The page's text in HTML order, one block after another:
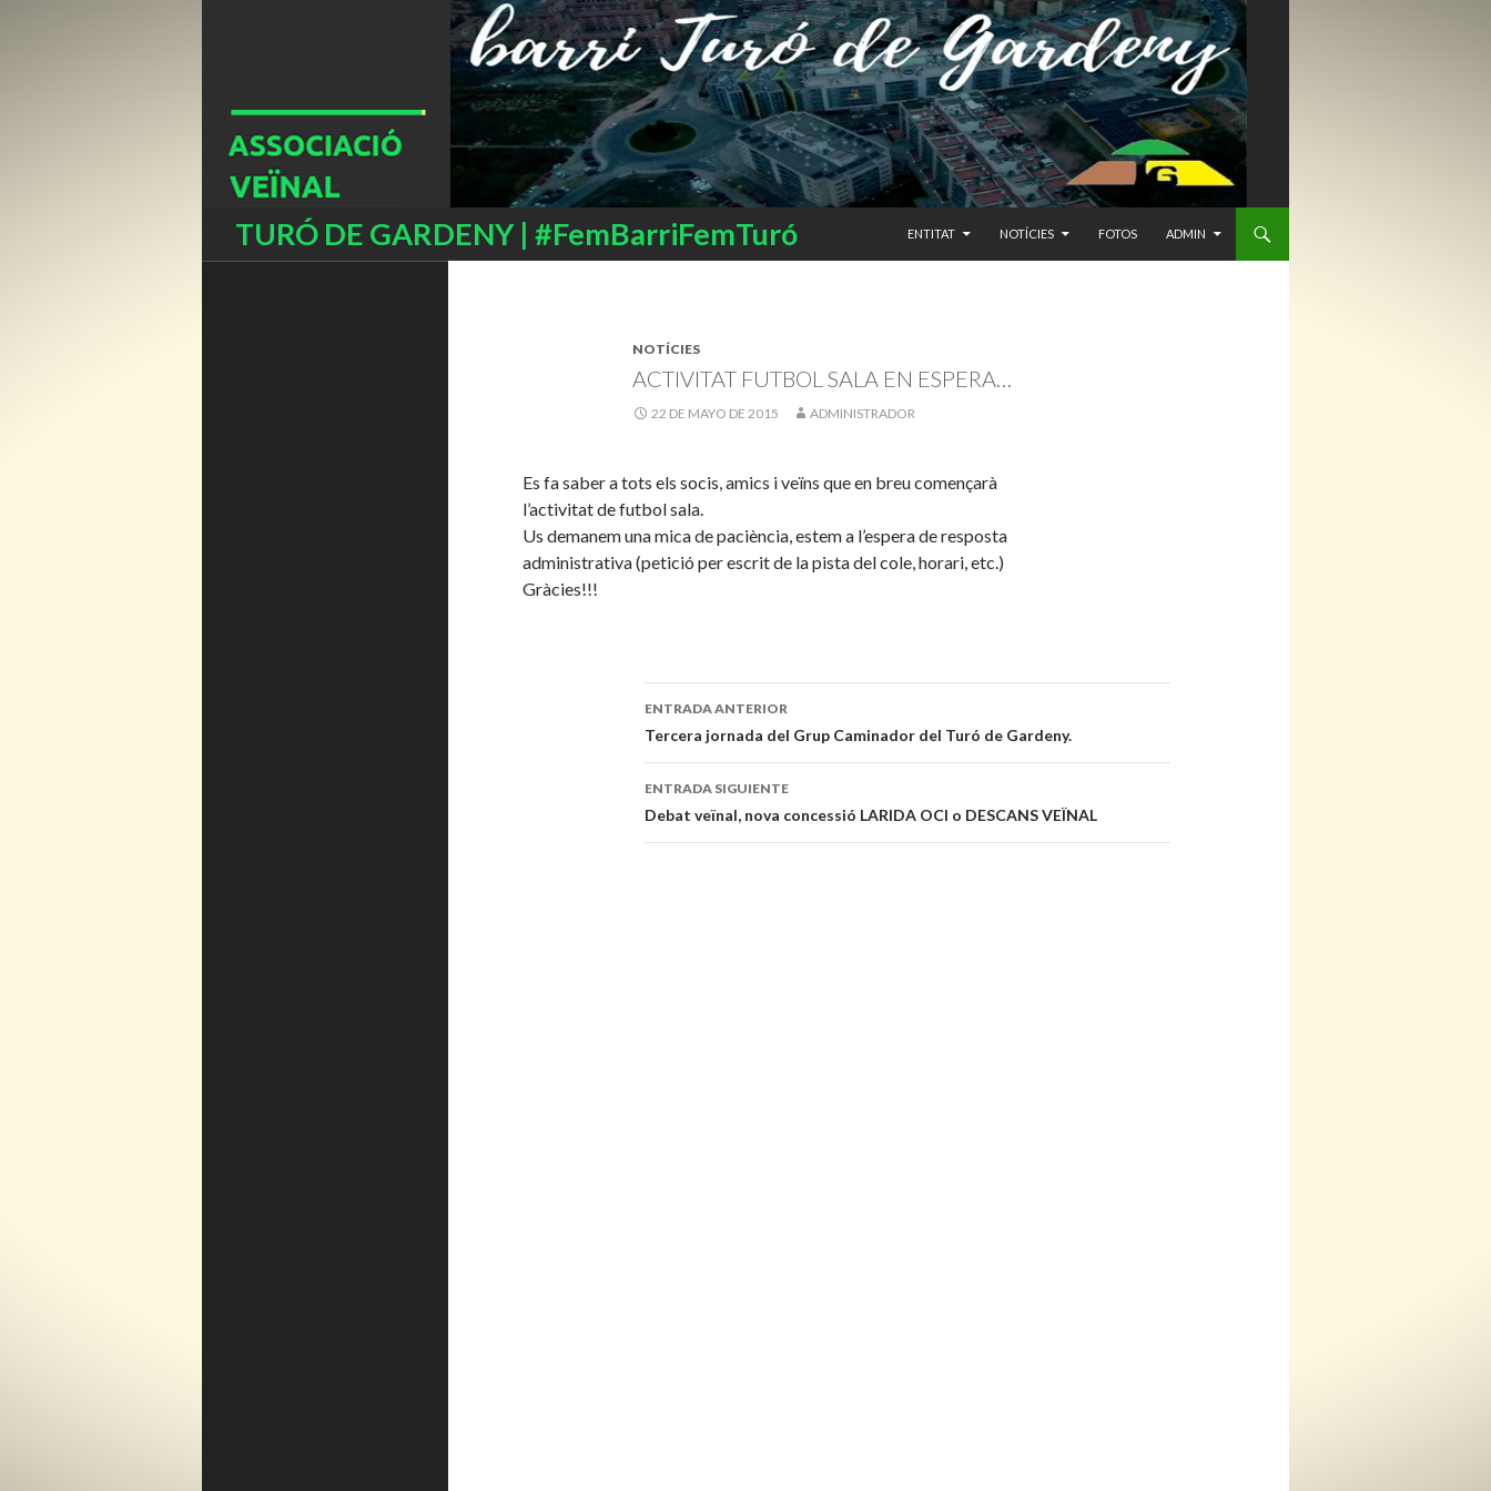
TURÓ DE GARDENY | #FemBarriFemTuró
Buscar
ENTITAT
NOTÍCIES FOTOS ADMIN
NOTÍCIES
ACTIVITAT FUTBOL SALA EN ESPERA…
22 DE MAYO DE 2015 ADMINISTRADOR
Es fa saber a tots els socis, amics i veïns que en breu començarà
l’activitat de futbol sala.
Us demanem una mica de paciència, estem a l’espera de resposta
administrativa (petició per escrit de la pista delcole, horari, etc. )
Gràcies!!!
Navegación
de
entradas
ENTRADA ANTERIOR
Tercera jornada del Grup Caminador del Turó de Gardeny.
ENTRADA SIGUIENTE
Debat veïnal, nova concessió LARIDA OCI o DESCANS VEÏNAL